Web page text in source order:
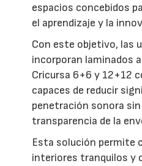
espacios concebidos
el aprendizaje y la
Con este objetivo, las
incorporan laminados
Cricursa 6+6 y 12+12
capaces de reducir
penetración sonora
transparencia de la
Esta solución permite
interiores tranquilos y